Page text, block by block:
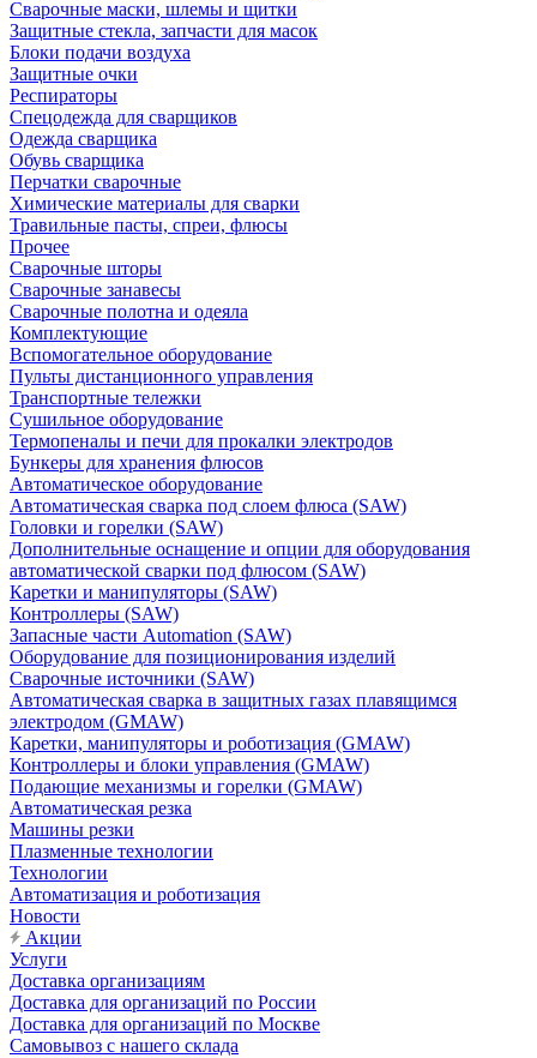
Сварочные маски, шлемы и щитки
Защитные стекла, запчасти для масок
Блоки подачи воздуха
Защитные очки
Респираторы
Спецодежда для сварщиков
Одежда сварщика
Обувь сварщика
Перчатки сварочные
Химические материалы для сварки
Травильные пасты, спреи, флюсы
Прочее
Сварочные шторы
Сварочные занавесы
Сварочные полотна и одеяла
Комплектующие
Вспомогательное оборудование
Пульты дистанционного управления
Транспортные тележки
Сушильное оборудование
Термопеналы и печи для прокалки электродов
Бункеры для хранения флюсов
Автоматическое оборудование
Автоматическая сварка под слоем флюса (SAW)
Головки и горелки (SAW)
Дополнительные оснащение и опции для оборудования
автоматической сварки под флюсом (SAW)
Каретки и манипуляторы (SAW)
Контроллеры (SAW)
Запасные части Automation (SAW)
Оборудование для позиционирования изделий
Сварочные источники (SAW)
Автоматическая сварка в защитных газах плавящимся
электродом (GMAW)
Каретки, манипуляторы и роботизация (GMAW)
Контроллеры и блоки управления (GMAW)
Подающие механизмы и горелки (GMAW)
Автоматическая резка
Машины резки
Плазменные технологии
Технологии
Автоматизация и роботизация
Новости
Акции
Услуги
Доставка организациям
Доставка для организаций по России
Доставка для организаций по Москве
Самовывоз с нашего склада